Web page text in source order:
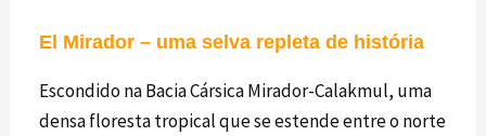
El Mirador – uma selva repleta de história
Escondido na Bacia Cársica Mirador-Calakmul, uma
densa floresta tropical que se estende entre o norte